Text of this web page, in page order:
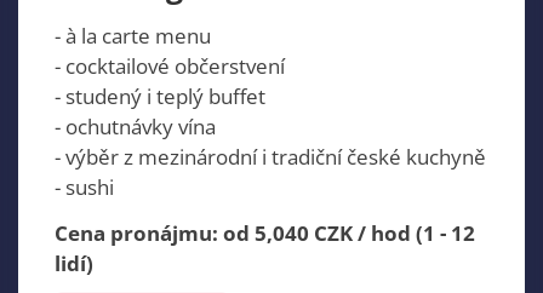
- à la carte menu
- cocktailové občerstvení
- studený i teplý buffet
- ochutnávky vína
- výběr z mezinárodní i tradiční české kuchyně
- sushi
Cena pronájmu: od 5,040 CZK / hod (1 - 12
lidí)